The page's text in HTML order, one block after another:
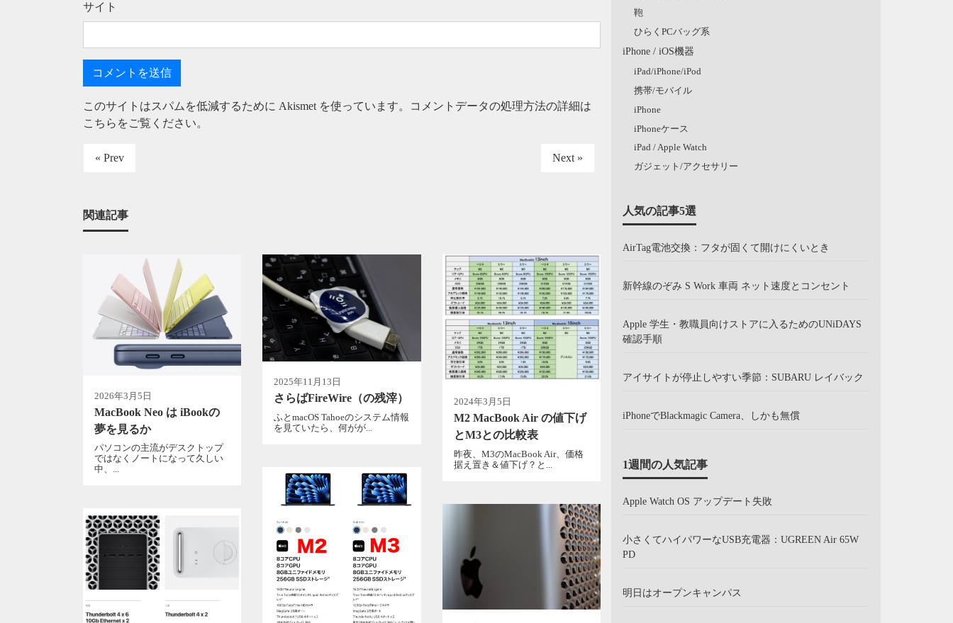
サイト
このサイトはスパムを低減するために Akismet を使っています。
コメントデータの処理方法の詳細は
こちらをご覧ください。
« Prev Next »
関連記事
2026年3月5日
MacBook Neo は iBookの
夢を見るか
パソコンの主流がデスクトップ
ではなくノートになって久しい
中、...
2025年11月13日
さらばFireWire（の残滓）
ふとmacOS Tahoeのシステム情報
を見ていたら、何がが...
2024年3月5日
M2 MacBook Air の値下げ
とM3との比較表
昨夜、M3のMacBook Air、価格
据え置き＆値下げ？と...
鞄
ひらくPCバッグ系
iPhone / iOS機器
iPad/iPhone/iPod
携帯/モバイル
iPhone
iPhoneケース
iPad / Apple Watch
ガジェット/アクセサリー
人気の記事5選
AirTag電池交換：フタが固くて開けにくいとき
新幹線のぞみ S Work 車両 ネット速度とコンセント
Apple 学生・教職員向けストアに入るためのUNiDAYS
確認手順
アイサイトが停止しやすい季節：SUBARU レイバック
iPhoneでBlackmagic Camera、しかも無償
1週間の人気記事
Apple Watch OS アップデート失敗
小さくてハイパワーなUSB充電器：UGREEN Air 65W
PD
明日はオープンキャンパス